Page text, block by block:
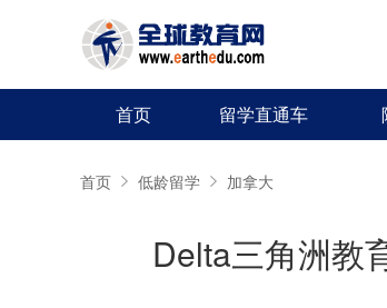
首页 留学直通车
首页 低龄留学 加拿大
Delta三角洲教